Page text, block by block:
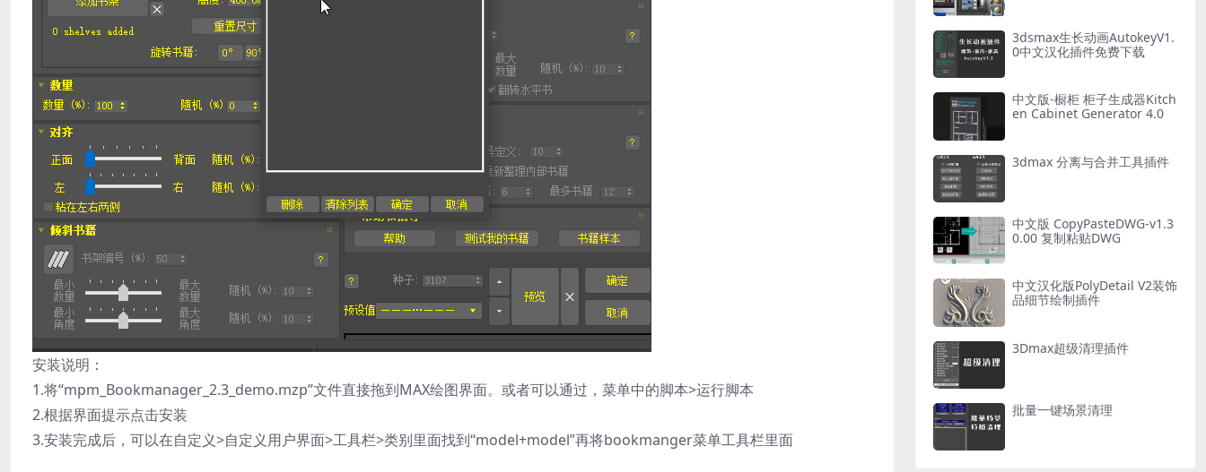
安装说明：
1.将“mpm_Bookmanager_2.3_demo.mzp”文件直接拖到MAX绘图界面。或者可以通过，菜单中的脚本>运行脚本
2.根据界面提示点击安装
3.安装完成后，可以在自定义>自定义用户界面>工具栏>类别里面找到“model+model”再将bookmanger菜单工具栏里面
3dsmax生长动画AutokeyV1.
0中文汉化插件免费下载
中文版-橱柜 柜子生成器Kitch
en Cabinet Generator 4.0
3dmax 分离与合并工具插件
中文版 CopyPasteDWG-v1.3
0.00 复制粘贴DWG
中文汉化版PolyDetail V2装饰
品细节绘制插件
3Dmax超级清理插件￼
批量一键场景清理